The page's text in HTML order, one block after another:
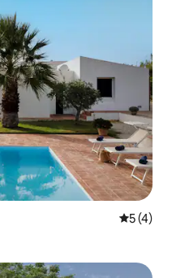
5 de
5 (4)